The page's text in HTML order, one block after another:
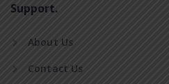
Support.
About Us
Contact Us